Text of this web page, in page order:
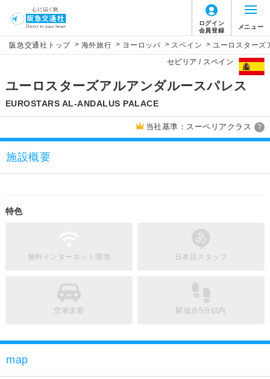
ログイン
会員登録
メニュー
阪急交通社トップ > 海外旅行 > ヨーロッパ > スペイン > ユーロスターズ
セビリア / スペイン
ユーロスターズアルアンダルースパレス
EUROSTARS AL-ANDALUS PALACE
当社基準：スーペリアクラス ?
施設概要
特色
無料インターネット環境 日本語スタッフ
空港送迎 駅徒歩5分以内
map